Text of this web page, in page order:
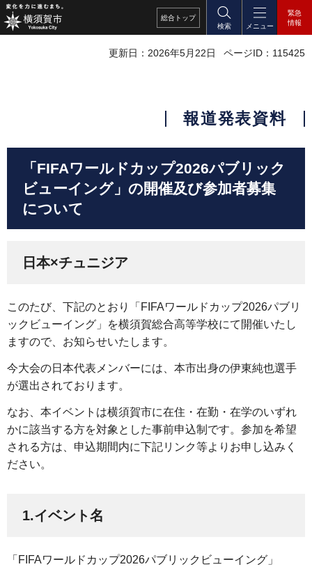
総合 トップ
検索
メニュー
緊急
情報
更新日：2026年5月22日 ページID：115425
報道発表資料
「FIFAワールドカップ2026パブリック
ビューイング」の開催及び参加者募集
について
日本×チュニジア
このたび、下記のとおり「FIFAワールドカップ2026パブリ
ックビューイング」を横須賀総合高等学校にて開催いたし
ますので、お知らせいたします。
今大会の日本代表メンバーには、本市出身の伊東純也選手
が選出されております。
なお、本イベントは横須賀市に在住・在勤・在学のいずれ
かに該当する方を対象とした事前申込制です。参加を希望
される方は、申込期間内に下記リンク等よりお申し込みく
ださい。
1.イベント名
「FIFAワールドカップ2026パブリックビューイング」